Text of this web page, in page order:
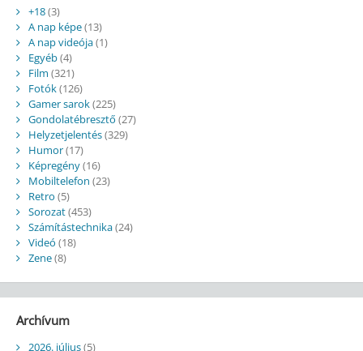
+18(3)
A nap képe(13)
A nap videója(1)
Egyéb(4)
Film (321)
Fotók(126)
Gamer sarok(225)
Gondolatébresztő (27)
Helyzetjelentés(329)
Humor(17)
Képregény(16)
Mobiltelefon (23)
Retro (5)
Sorozat(453)
Számítástechnika(24)
Videó (18)
Zene(8)
Archívum
2026. július(5)